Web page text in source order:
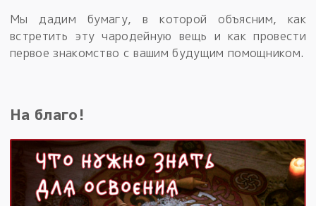
Мы дадим бумагу, в которой объясним, как
встретить эту чародейную вещь и как провести
первое знакомство с вашим будущим помощником.
На благо!